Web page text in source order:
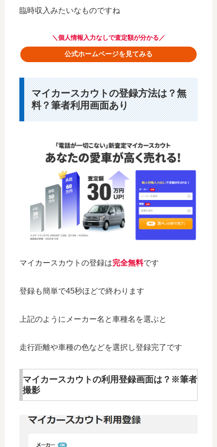
臨時収入みたいなものですね
＼個人情報入力なしで査定額が分かる／
公式ホームページを見てみる
マイカースカウトの登録方法は？無
料？筆者利用画面あり
マイカースカウトの登録は完全無料です
登録も簡単で45秒ほどで終わります
上記のようにメーカー名と車種名を選ぶと
走行距離や車種の色などを選択し登録完了です
マイカースカウトの利用登録画面は？※筆者
撮影